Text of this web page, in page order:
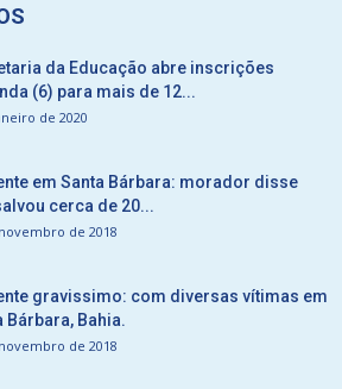
da Educação abre inscrições
(6) para mais de 12...
de 2020
em Santa Bárbara: morador disse
cerca de 20...
de 2018
gravissimo: com diversas vítimas em
Bárbara, Bahia.
de 2018